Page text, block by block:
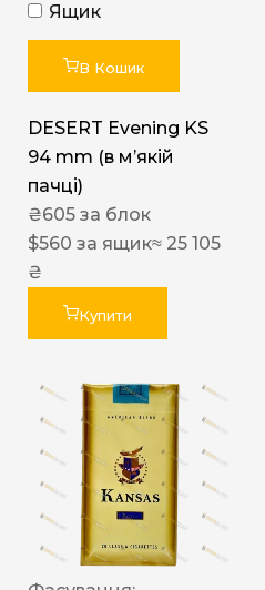
Ящик
В Кошик
DESERT Evening KS
94 mm (в мʼякій
пачці)
₴605 за блок
$560 за ящик≈ 25 105
₴
Купити